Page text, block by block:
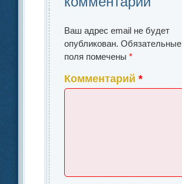
Ваш адрес email не будет
опубликован. Обязательные
поля помечены*
Комментарий*